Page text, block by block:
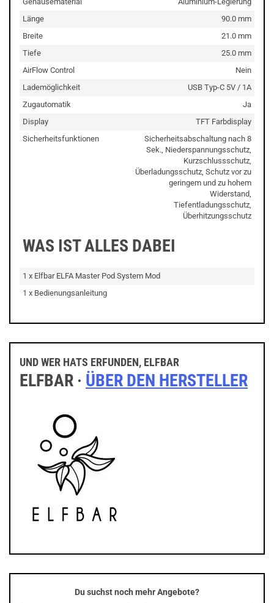
Länge
90.0 mm
Breite
21.0 mm
Tiefe
25.0 mm
AirFlow Control
Nein
Lademöglichkeit
USB Typ-C 5V / 1A
Zugautomatik
Ja
Display
TFT Farbdisplay
Sicherheitsfunktionen
Sicherheitsabschaltung nach 8
Sek., Niederspannungsschutz,
Kurzschlussschutz,
Überladungsschutz, Schutz vor zu
geringem und zu hohem
Widerstand,
Tiefentladungsschutz,
Überhitzungsschutz
WAS IST ALLES DABEI
1 x Elfbar ELFA Master Pod System Mod
1 x Bedienungsanleitung
UND WER HATS ERFUNDEN, ELFBAR
ELFBAR · ÜBER DEN HERSTELLER
Du suchst noch mehr Angebote?